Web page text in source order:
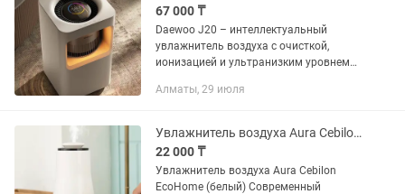
67 000 ₸
Daewoo J20 – интеллектуальный
увлажнитель воздуха с очисткой,
ионизацией и ультранизким уровнем
Daewoo J20 – это современное
Алматы, 29 июля
Увлажнитель воздуха Aura Cebilon EcoHome белый
22 000 ₸
Увлажнитель воздуха Aura Cebilon
EcoHome (белый) Современный